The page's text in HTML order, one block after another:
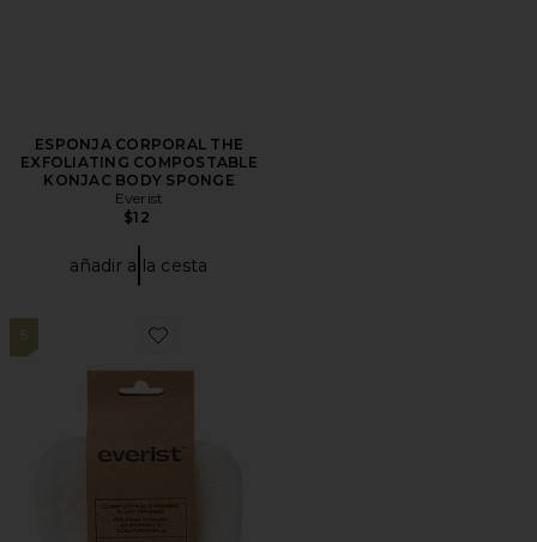
ESPONJA CORPORAL THE
EXFOLIATING COMPOSTABLE
KONJAC BODY SPONGE
Everist
$12
añadir a la cesta
5
Favorite ESPONJA CORPORAL THE